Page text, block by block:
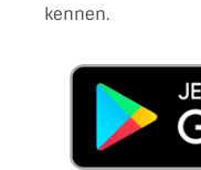
kennen.